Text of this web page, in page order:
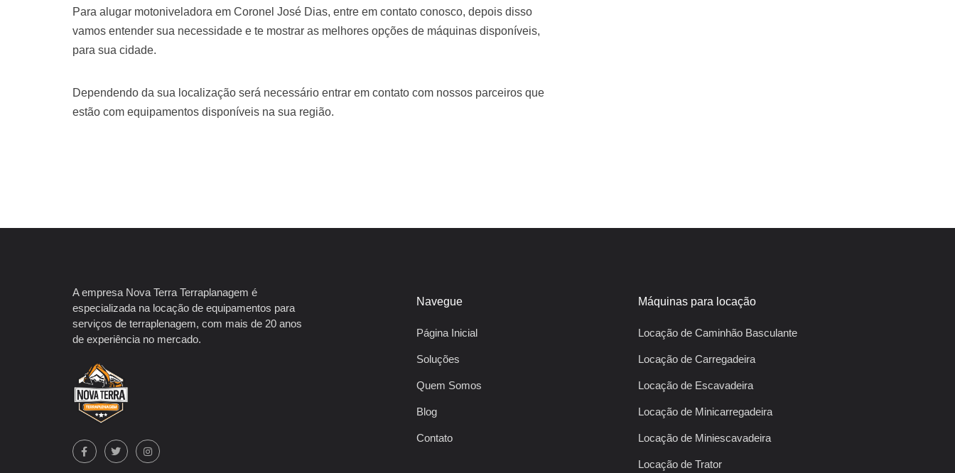
Para alugar motoniveladora em Coronel José Dias, entre em contato conosco, depois disso
vamos entender sua necessidade e te mostrar as melhores opções de máquinas disponíveis,
para sua cidade.
Dependendo da sua localização será necessário entrar em contato com nossos parceiros que
estão com equipamentos disponíveis na sua região.
A empresa Nova Terra Terraplanagem é
especializada na locação de equipamentos para
serviços de terraplenagem, com mais de 20 anos
de experiência no mercado.
Navegue
Página Inicial
Soluções
Quem Somos
Blog
Contato
Máquinas para locação
Locação de Caminhão Basculante
Locação de Carregadeira
Locação de Escavadeira
Locação de Minicarregadeira
Locação de Miniescavadeira
Locação de Trator